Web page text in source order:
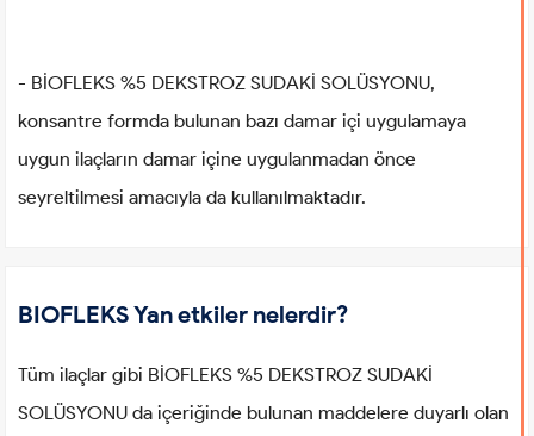
- BİOFLEKS %5 DEKSTROZ SUDAKİ SOLÜSYONU,
konsantre formda bulunan bazı damar içi uygulamaya
uygun ilaçların damar içine uygulanmadan önce
seyreltilmesi amacıyla da kullanılmaktadır.
BIOFLEKS Yan etkiler nelerdir?
Tüm ilaçlar gibi BİOFLEKS %5 DEKSTROZ SUDAKİ
SOLÜSYONU da içeriğinde bulunan maddelere duyarlı olan